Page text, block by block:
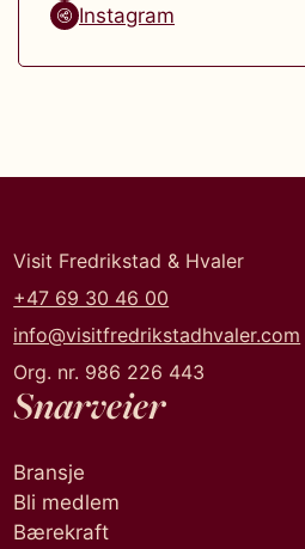
Instagram
Visit Fredrikstad & Hvaler
+47 69 30 46 00
info@visitfredrikstadhvaler.com
Org. nr. 986 226 443
Snarveier
Bransje
Bli medlem
Bærekraft